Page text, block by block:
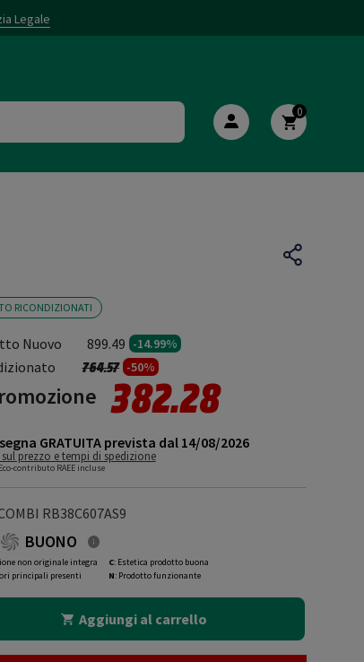
Legale
0
RICONDIZIONATI
Nuovo 899.49 -14.99%
Prezzo ridotto da
764.57a-50%
382.28
GRATUITA prevista dal 14/08/2026
prezzo e tempi di spedizione
contributo RAEE incluse
RB38C607AS9
BUONO
non originale integra
principali presenti
C: Estetica prodotto buona
N: Prodotto funzionante
Aggiungi al carrello